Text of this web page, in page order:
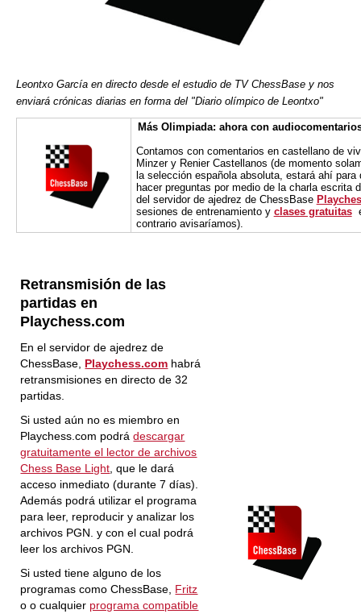
Leontxo García en directo desde el estudio de TV ChessBase y nos
enviará crónicas diarias en forma del "Diario olímpico de Leontxo"
Más Olimpiada: ahora con
Contamos con comentarios en castellano de
Minzer y Renier Castellanos (de momento
la selección española absoluta, estará ahí
hacer preguntas por medio de la charla escrita
del servidor de ajedrez de ChessBase
sesiones de entrenamiento y clases gratuitas
contrario avisaríamos).
Retransmisión de las
partidas en
Playchess.com
En el servidor de ajedrez de
ChessBase, Playchess.com habrá
retransmisiones en directo de 32
partidas.
Si usted aún no es miembro en
Playchess.com podrádescargar
gratuitamente el lector de archivos
Chess Base Light , que le dará
acceso inmediato (durante 7 días).
Además podrá utilizar el programa
para leer, reproducir y analizar los
archivos PGN. y con el cual podrá
leer los archivos PGN.
Si usted tiene alguno de los
programas como ChessBase, Fritz
o o cualquier programa compatible